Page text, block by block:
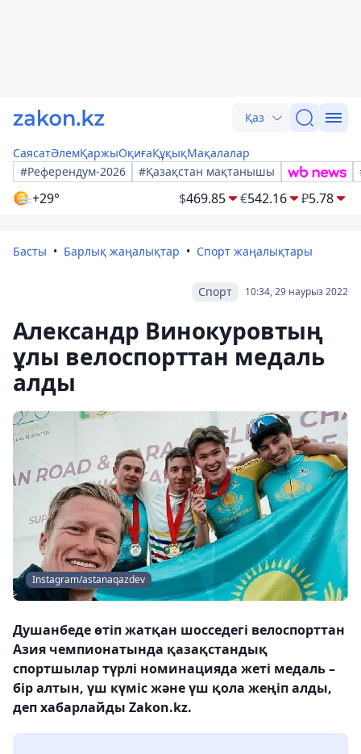
Қаз
СаясатӘлемҚаржыОқиғаҚұқықМақалалар
#Референдум-2026
#Қазақстан мақтанышы
+29° $469.85 €542.16 ₽5.78
Басты Барлық жаңалықтар Спорт жаңалықтары
10:34, 29 наурыз 2022
Спорт
Александр Винокуровтың
ұлы велоспорттан медаль
алды
Instagram/astanaqazdev
Душанбеде өтіп жатқан шосседегі велоспорттан
Азия чемпионатында қазақстандық
спортшылар түрлі номинацияда жеті медаль –
бір алтын, үш күміс және үш қола жеңіп алды,
деп хабарлайды Zakon.kz.